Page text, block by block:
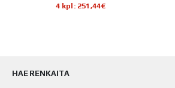
4 kpl: 251,44€
HAE RENKAITA